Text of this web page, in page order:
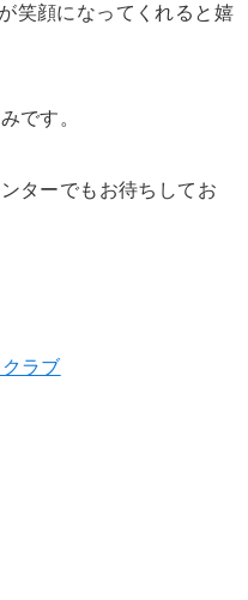
笑顔になってくれると 嬉
です。
ターでもお待ちしてお
ラブ